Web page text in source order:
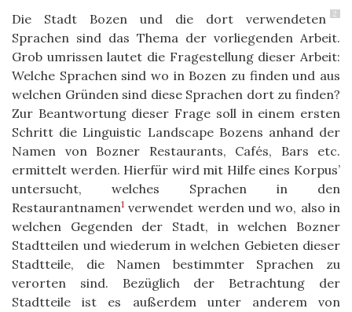
2
Die Stadt Bozen und die dort verwendeten
Sprachen sind das Thema der vorliegenden Arbeit.
Grob umrissen lautet die Fragestellung dieser Arbeit:
Welche Sprachen sind wo in Bozen zu finden und aus
welchen Gründen sind diese Sprachen dort zu finden?
Zur Beantwortung dieser Frage soll in einem ersten
Schritt die Linguistic Landscape Bozens anhand der
Namen von Bozner Restaurants, Cafés, Bars etc.
ermittelt werden. Hierfür wird mit Hilfe eines Korpus’
untersucht, welches Sprachen in den
Restaurantnamen1 verwendet werden und wo, also in
welchen Gegenden der Stadt, in welchen Bozner
Stadtteilen und wiederum in welchen Gebieten dieser
Stadtteile, die Namen bestimmter Sprachen zu
verorten sind. Bezüglich der Betrachtung der
Stadtteile ist es außerdem unter anderem von